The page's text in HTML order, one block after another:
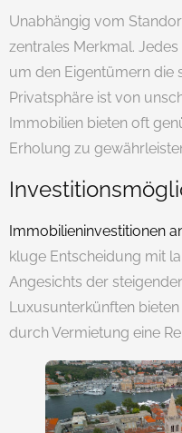
Unabhängig vom
zentrales Merkmal.
um den Eigentümern die
Privatsphäre ist von
Immobilien bieten oft
Erholung zu
Immobilieninvestitionen
kluge Entscheidung mit
Angesichts der
Luxusunterkünften
durch Vermietung eine